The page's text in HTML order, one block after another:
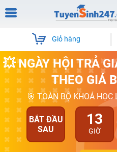
Giỏ hàng
💥 NGÀY HỘI TRẢ
THEO GIÁ
🎯 TOÀN BỘ KHOÁ
BẮT ĐẦU
SAU
13
GIỜ